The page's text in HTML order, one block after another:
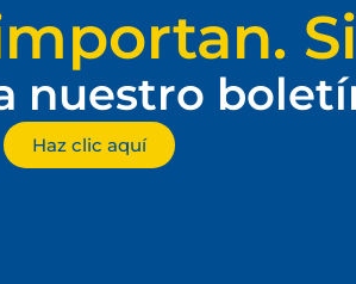
nuestro
Haz clic aquí